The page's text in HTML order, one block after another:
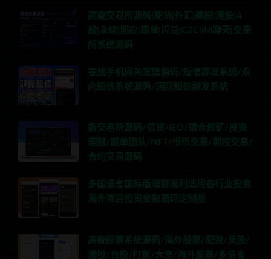
高端交易所源码|期货|外汇|美股|港股|A
股|永续|期权|跟单|闪兑|C2C|IM聊天|交易
所系统源码
在线手机网关发信源码/短信群发系统/双
向短信系统源码/国际短信群发系统
新交易所源码/借贷/IEO/锁仓挖矿/投资
理财/跟单团队/NFT/币币交易/期权交易/
合约交易源码
多国语言国际版理财返利适用各行业投资
海外项目投资金融源码定制版
高端股票系统源码/海外股票/配资/美股/
港股/台股/打新/大宗/海外股票/多语言